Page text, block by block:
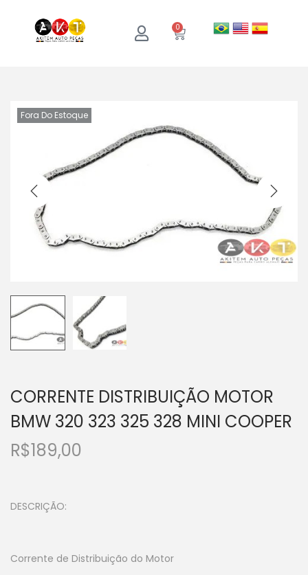
0
Fora Do Estoque
CORRENTE DISTRIBUIÇÃO MOTOR
BMW 320 323 325 328 MINI COOPER
R$189,00
DESCRIÇÃO:
Corrente de Distribuição do Motor